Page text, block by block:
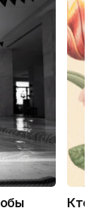
Кто